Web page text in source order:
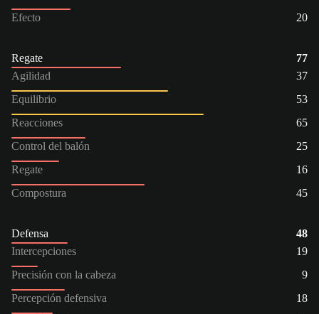
Efecto
20
Regate
77
Agilidad
37
Equilibrio
53
Reacciones
65
Control del balón
25
Regate
16
Compostura
45
Defensa
48
Intercepciones
19
Precisión con la cabeza
9
Percepción defensiva
18